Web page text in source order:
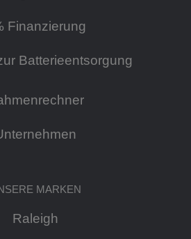
Finanzierung
Batterieentsorgung
MARKEN
Raleigh